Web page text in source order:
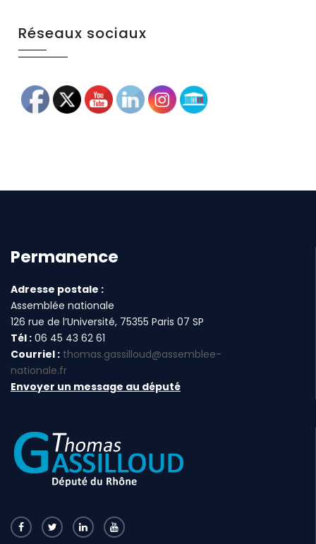
Réseaux sociaux
Permanence
Adresse postale :
Assemblée nationale
126 rue de l’Université, 75355 Paris 07 SP
Tél : 06 45 43 62 61
Courriel : thomas.gassilloud@assemblee-
nationale.fr
Envoyer un message au député